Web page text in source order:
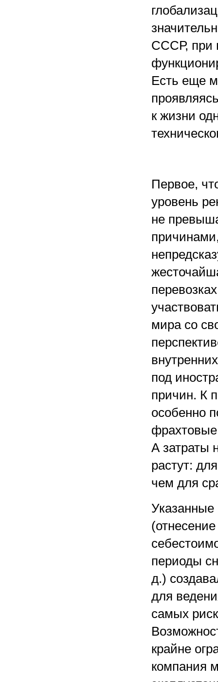
СССР, при
Есть еще
к жизни
Первое,
уровень
не
мира со
под
причин. К
особенно
фрахтовые
А затраты
растут:
чем для
периоды
д.)
для
самых
крайне
компания